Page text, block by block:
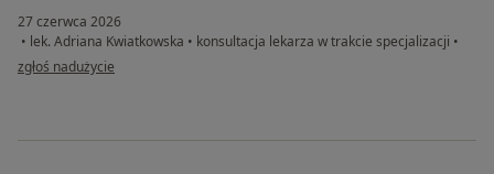
27 czerwca 2026
• lek. Adriana Kwiatkowska • konsultacja lekarza w trakcie specjalizacji •
w opinii użytkownika M
zgłoś nadużycie